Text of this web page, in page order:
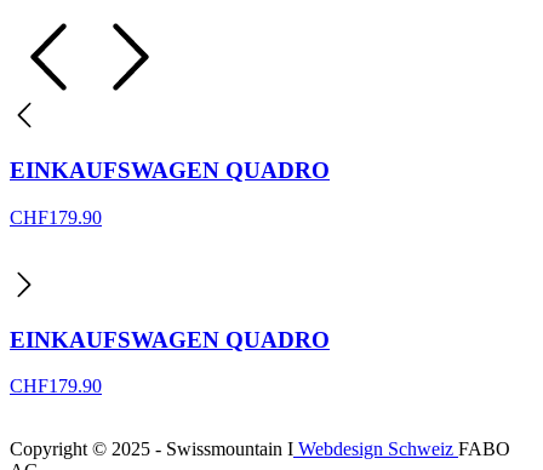
EINKAUFSWAGEN QUADRO
CHF179.90
EINKAUFSWAGEN QUADRO
CHF179.90
Copyright © 2025 - Swissmountain I Webdesign Schweiz FABO